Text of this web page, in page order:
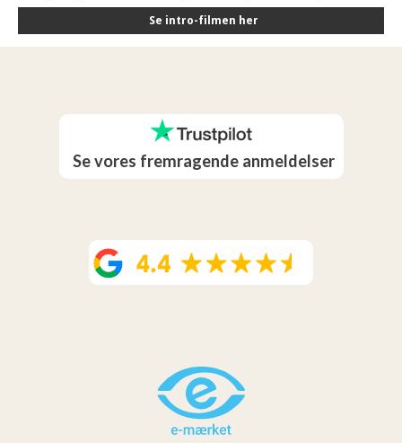
Se intro-filmen her
Se vores fremragende anmeldelser